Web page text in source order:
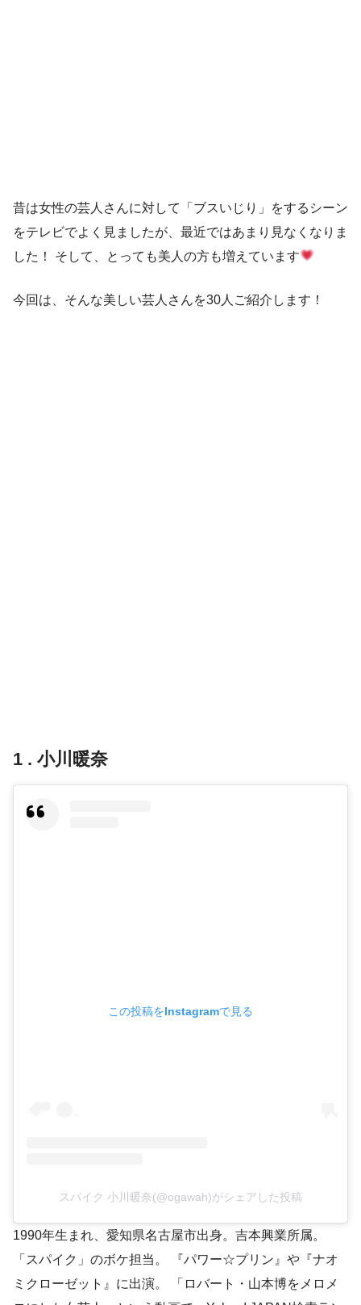
昔は女性の芸人さんに対して「ブスいじり」をするシーン
をテレビでよく見ましたが、最近ではあまり見なくなりま
した！ そして、とっても美人の方も増えています
今回は、そんな美しい芸人さんを30人ご紹介します！
1 . 小川暖奈
この投稿をInstagramで見る
スパイク 小川暖奈(@ogawah)がシェアした投稿
1990年生まれ、愛知県名古屋市出身。吉本興業所属。
「スパイク」のボケ担当。 『パワー☆プリン』や『ナオ
ミクローゼット』に出演。 「ロバート・山本博をメロメ